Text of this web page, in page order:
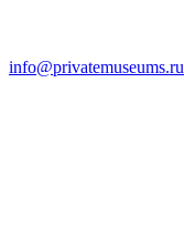
info@privatemuseums.ru